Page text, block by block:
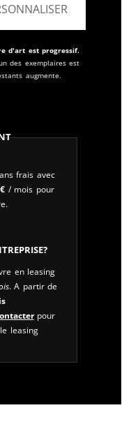
d'art est progressif.
des exemplaires est
augmente.
frais avec
€ / mois pour
en leasing
. A partir de
pour
leasing